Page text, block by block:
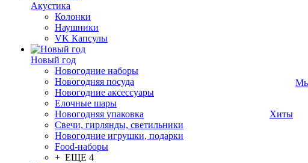
Акустика
Колонки
Наушники
VK Капсулы
Новый год
Новогодние наборы
Новогодняя посуда
Новогодние аксессуары
Елочные шары
Новогодняя упаковка
Свечи, гирлянды, светильники
Новогодние игрушки, подарки
Food-наборы
+ ЕЩЕ 4
Хиты